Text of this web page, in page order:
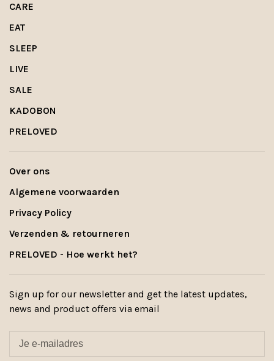
CARE
EAT
SLEEP
LIVE
SALE
KADOBON
PRELOVED
Over ons
Algemene voorwaarden
Privacy Policy
Verzenden & retourneren
PRELOVED - Hoe werkt het?
Sign up for our newsletter and get the latest updates,
news and product offers via email